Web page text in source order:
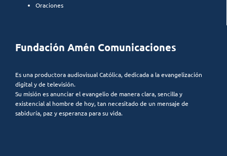
Oraciones
Fundación Amén Comunicaciones
Es una productora audiovisual Católica, dedicada a la evangelización
digital y de televisión.
Su misión es anunciar el evangelio de manera clara, sencilla y
existencial al hombre de hoy, tan necesitado de un mensaje de
sabiduría, paz y esperanza para su vida.